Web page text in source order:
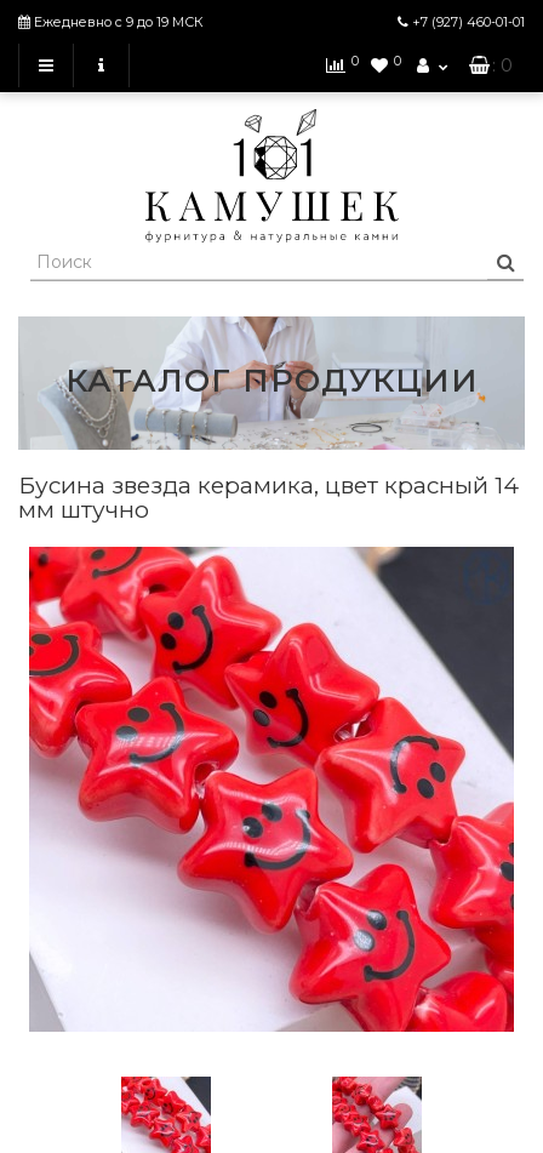
Ежедневно с 9 до 19 МСК +7 (927) 460-01-01
0 0 : 0
КАТАЛОГ ПРОДУКЦИИ
Бусина звезда керамика, цвет красный 14
мм штучно